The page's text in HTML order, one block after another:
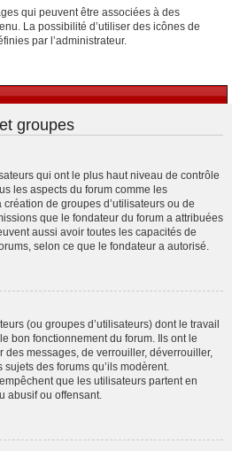
qui peuvent être associées à des
La possibilité d’utiliser des icônes de
par l’administrateur.
groupes
qui ont le plus haut niveau de contrôle
les aspects du forum comme les
de groupes d’utilisateurs ou de
que le fondateur du forum a attribuées
aussi avoir toutes les capacités de
selon ce que le fondateur a autorisé.
(ou groupes d’utilisateurs) dont le travail
bon fonctionnement du forum. Ils ont le
messages, de verrouiller, déverrouiller,
des forums qu’ils modèrent.
que les utilisateurs partent en
abusif ou offensant.